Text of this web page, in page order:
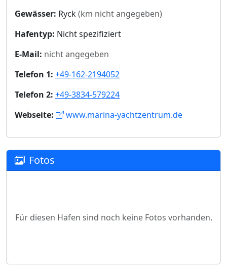
Gewässer: Ryck(km nicht angegeben)
Hafentyp: Nicht spezifiziert
E-Mail: nicht angegeben
Telefon 1: +49-162-2194052
Telefon 2: +49-3834-579224
Webseite:
www.marina-yachtzentrum.de
Fotos
Für diesen Hafen sind noch keine Fotos vorhanden.